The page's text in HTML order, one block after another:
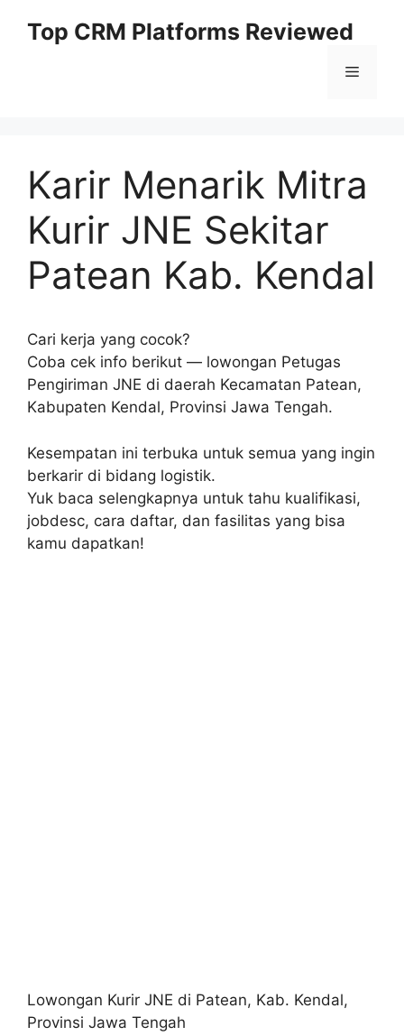
Top CRM Platforms Reviewed
Menu
Karir Menarik Mitra
Kurir JNE Sekitar
Patean Kab. Kendal
Cari kerja yang cocok?
Coba cek info berikut — lowongan Petugas
Pengiriman JNE di daerah Kecamatan Patean,
Kabupaten Kendal, Provinsi Jawa Tengah.
Kesempatan ini terbuka untuk semua yang ingin
berkarir di bidang logistik.
Yuk baca selengkapnya untuk tahu kualifikasi,
jobdesc, cara daftar, dan fasilitas yang bisa
kamu dapatkan!
Lowongan Kurir JNE di Patean, Kab. Kendal,
Provinsi Jawa Tengah